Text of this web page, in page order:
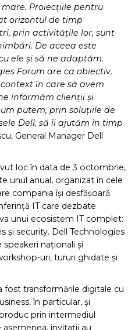
Proiecțiile pentru
orizontul de timp
prin activitățile lor, sunt
De aceea este
ele și să ne adaptăm.
Forum are ca obiectiv,
în care să avem
informăm clienții și
putem, prin soluțiile de
Dell, să îi ajutăm în timp
General Manager Dell
loc în data de 3 octombrie,
unul anual, organizat în cele
compania își desfășoară
IT care dezbate
unui ecosistem IT complet:
și security. Dell Technologies
naționali și
uri, tururi ghidate și
fost transformările digitale cu
în particular, și
prin intermediul
invitații au